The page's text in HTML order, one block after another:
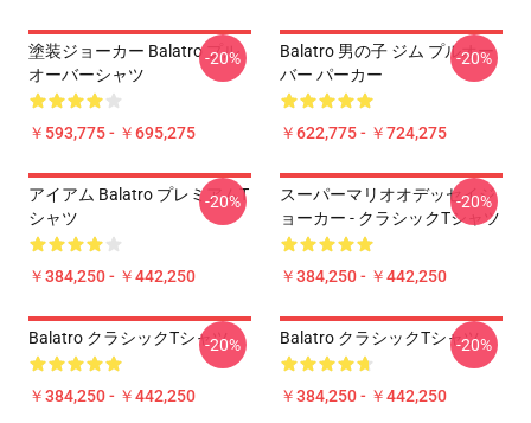
塗装ジョーカー Balatro プル
オーバーシャツ
￥593,775 - ￥695,275
-20%
Balatro 男の子 ジム プルオー
バー パーカー
￥622,775 - ￥724,275
-20%
アイアム Balatro プレミアムT
シャツ
￥384,250 - ￥442,250
-20%
スーパーマリオオデッセイジ
ョーカー - クラシックTシャツ
￥384,250 - ￥442,250
-20%
Balatro クラシックTシャツ
￥384,250 - ￥442,250
-20% Balatro クラシックTシャツ
￥384,250 - ￥442,250
-20%